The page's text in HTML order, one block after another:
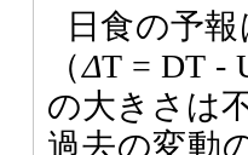
日食の予
（ΔT = DT -
の大きさは
過去の変動